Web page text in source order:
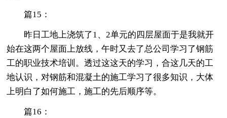
篇15：
昨日工地上浇筑了1、2单元的四层屋面于是我就开
始在这两个屋面上放线，午时又去了总公司学习了钢筋
工的职业技术培训。透过这这天的学习，合这几天的工
地认识，对钢筋和混凝土的施工学习了很多知识，大体
上明白了如何施工，施工的先后顺序等。
篇16：